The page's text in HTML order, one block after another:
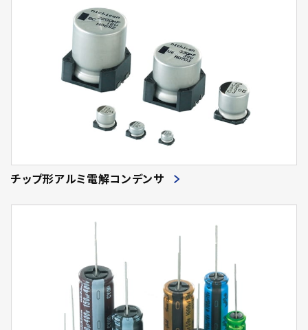
チップ形アルミ電解コンデンサ